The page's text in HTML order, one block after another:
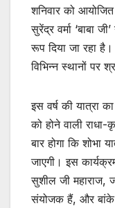
शनिवार को
सुरेंद्र वर्मा ‘बाबा
रूप दिया जा रहा
विभिन्न स्थानों पर
इस वर्ष की यात्रा
को होने वाली राधा-
बार होगा कि शोभा
जाएगी। इस
सुशील जी महाराज,
संयोजक हैं, और बांके